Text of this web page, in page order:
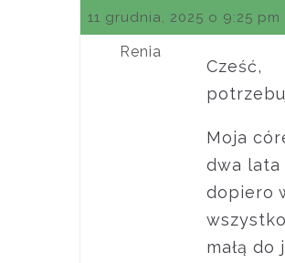
11 grudnia, 2025 o 9:25 pm
Renia
Cześć,
Moja
dwa lata
dopiero
małą